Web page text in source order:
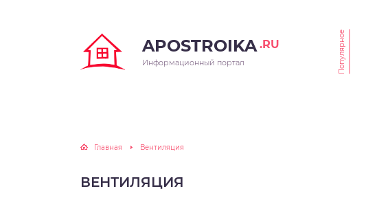
APOSTROIKA .RU
Информационный портал Популярное
Главная Вентиляция
ВЕНТИЛЯЦИЯ